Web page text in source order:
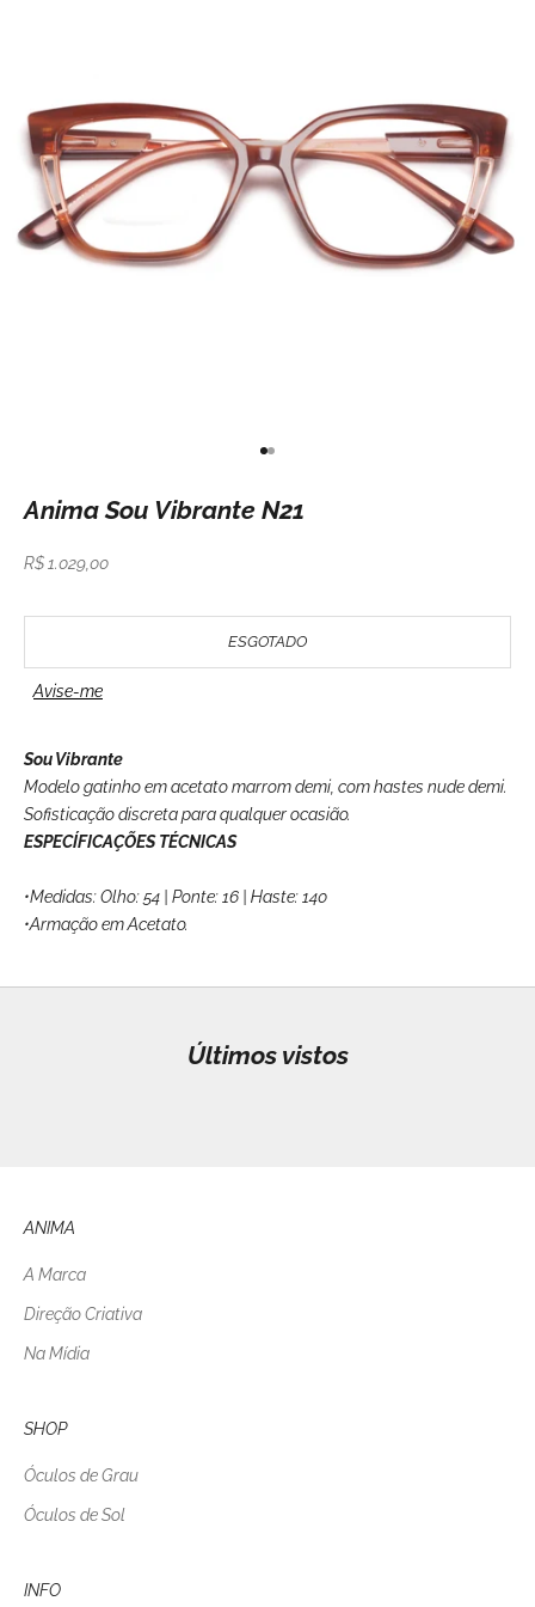
Ir para item 1
Ir para item 2
Anima Sou Vibrante N21
Preço promocional
R$ 1.029,00
ESGOTADO
Avise-me
Sou Vibrante
Modelo gatinho em acetato marrom demi, com hastes nude demi.
Sofisticação discreta para qualquer ocasião.
ESPECÍFICAÇÕES TÉCNICAS
•Medidas: Olho: 54 | Ponte: 16 | Haste: 140
•Armação em Acetato.
Últimos vistos
ANIMA
A Marca
Direção Criativa
Na Mídia
SHOP
Óculos de Grau
Óculos de Sol
INFO